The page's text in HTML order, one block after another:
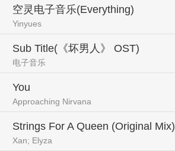
空灵电子音乐(Everything)
Yinyues
Sub Title(《坏男人》 OST)
电子音乐
You
Approaching Nirvana
Strings For A Queen (Original Mix)
Xan; Elyza